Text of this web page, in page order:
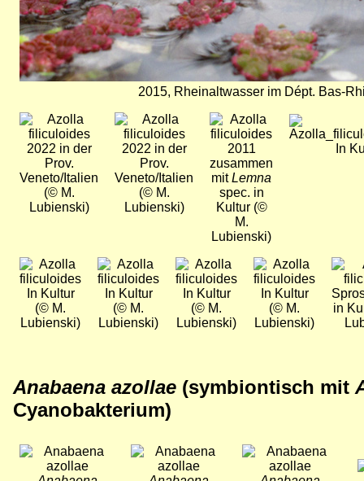
2015, Rheinaltwasser im Dépt. Bas-
Bild
2022 in der
Prov.
Veneto/Italien
(© M.
Lubienski)
Bild
2022 in der
Prov.
Veneto/Italien
(© M.
Lubienski)
Bild
2011
zusammen
mitLemna
spec. in
Kultur (©
M.
Lubienski)
Bild
In
Bild
In Kultur
(© M.
Lubienski)
Bild
In Kultur
(© M.
Lubienski)
Bild
In Kultur
(© M.
Lubienski)
Bild
In Kultur
(© M.
Lubienski)
Bild
in
Anabaena azollae (symbiontisch mit
Cyanobakterium)
Bild Bild Bild